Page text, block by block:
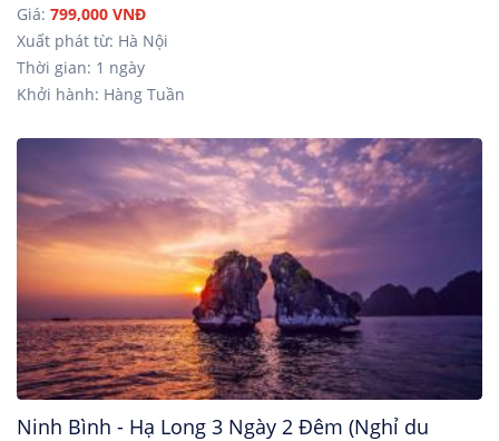
Giá: 799,000 VNĐ
Xuất phát từ: Hà Nội
Thời gian: 1 ngày
Khởi hành: Hàng Tuần
Ninh Bình - Hạ Long 3 Ngày 2 Đêm (Nghỉ du